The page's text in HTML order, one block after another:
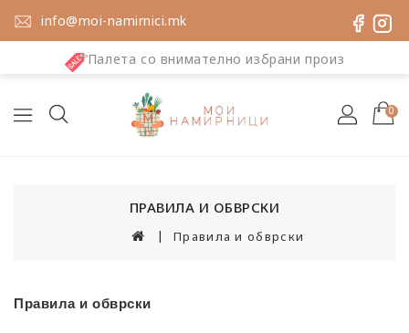
info@moi-namirnici.mk
Палета со внимателно избрани производи
0
ПРАВИЛА И ОБВРСКИ
Правила и обврски
Правила и обврски